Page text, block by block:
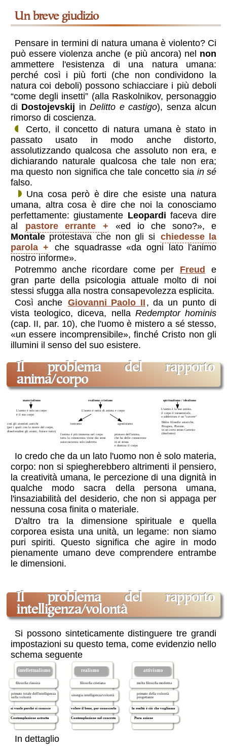
un breve giudizio
Pensare in termini di natura umana è violento? Ci
può essere violenza anche (e più ancora) nel non
ammettere l'esistenza di una natura umana:
perché così i più forti (che non condividono la
natura coi deboli) possono schiacciare i più deboli
“come degli insetti” (alla Raskolnikov, personaggio
di Dostojevskij inDelitto e castigo), senza alcun
rimorso di coscienza.
Certo, il concetto di natura umana è stato in
passato usato in modo anche distorto,
assolutizzando qualcosa che assoluto non era, e
dichiarando naturale qualcosa che tale non era;
ma questo non significa che tale concetto sia in sé
falso.
Una cosa però è dire che esiste una natura
umana, altra cosa è dire che noi la conosciamo
perfettamente: giustamente Leopardi faceva dire
al
pastore errante
«ed io che sono?», e
Montaleprotestava che non gli si chiedesse la
parola
che squadrasse «da ogni lato l'animo
nostro informe».
Potremmo anche ricordare come per
Freud
e
gran parte della psicologia attuale molto di noi
stessi sfugga alla nostra consapevolezza esplicita.
Così anche Giovanni Paolo II , da un punto di
vista teologico, diceva, nella Redemptor hominis
(cap. II, par. 10), che l'uomo è mistero a sé stesso,
«un essere incomprensibile», finché Cristo non gli
illumini il senso del suo esistere.
il problema delrapporto
anima/corpo
Io credo che da un lato l'uomo non è solo materia,
corpo: non si spiegherebbero altrimenti il pensiero,
la creatività umana, le percezione di una dignità in
qualche modo sacra della persona umana,
l'insaziabilità del desiderio, che non si appaga per
nessuna cosa finita o materiale.
D'altro tra la dimensione spirituale e quella
corporea esista una unità, un legame: non siamo
puri spiriti. Questo significa che agire in modo
pienamente umano deve comprendere entrambe
le dimensioni.
il problema delrapporto
intelligenza/volontà
Si possono sinteticamente distinguere tre grandi
impostazioni su questo tema, come evidenzio nello
schema seguente
In dettaglio